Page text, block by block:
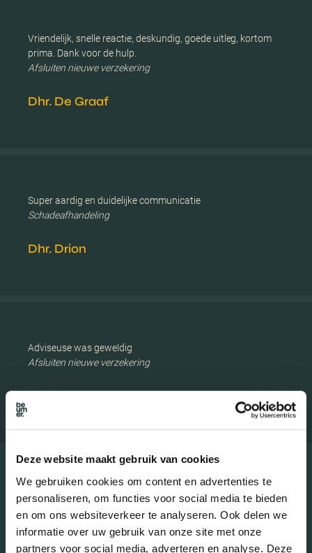
Deze website maakt gebruik van cookies
We gebruiken cookies om content en advertenties te
personaliseren, om functies voor social media te bieden
en om ons websiteverkeer te analyseren. Ook delen we
informatie over uw gebruik van onze site met onze
partners voor social media, adverteren en analyse. Deze
Vriendelijk, snelle reactie, deskundig, goede uitleg, kortom
prima. Dank voor de hulp.
Afsluiten nieuwe verzekering
Dhr. De Graaf
Super aardig en duidelijke communicatie
Schadeafhandeling
Dhr. Drion
Adviseuse was geweldig
Afsluiten nieuwe verzekering
Dhr. De Groot